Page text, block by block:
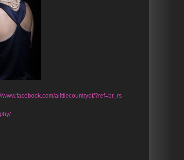
www.facebook.com/alittlecountryof/?ref=br_rs